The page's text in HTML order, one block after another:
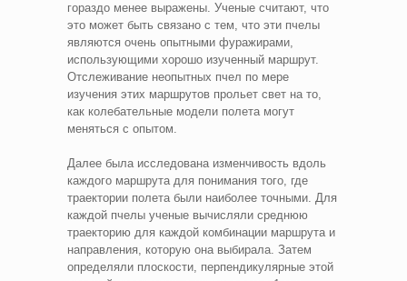
гораздо менее выражены. Ученые считают, что
это может быть связано с тем, что эти пчелы
являются очень опытными фуражирами,
использующими хорошо изученный маршрут.
Отслеживание неопытных пчел по мере
изучения этих маршрутов прольет свет на то,
как колебательные модели полета могут
меняться с опытом.
Далее была исследована изменчивость вдоль
каждого маршрута для понимания того, где
траектории полета были наиболее точными. Для
каждой пчелы ученые вычисляли среднюю
траекторию для каждой комбинации маршрута и
направления, которую она выбирала. Затем
определяли плоскости, перпендикулярные этой